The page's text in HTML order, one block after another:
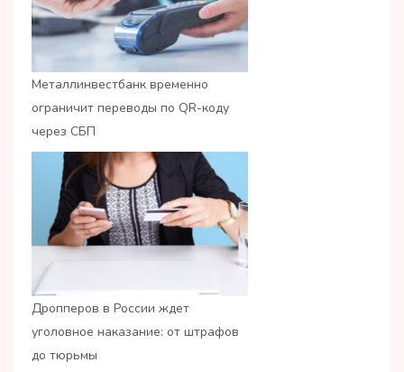
Металлинвестбанк временно
ограничит переводы по QR-коду
через СБП
Дропперов в России ждет
уголовное наказание: от штрафов
до тюрьмы